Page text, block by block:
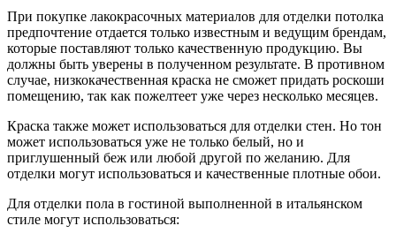
При покупке лакокрасочных материалов для отделки потолка
предпочтение отдается только известным и ведущим брендам,
которые поставляют только качественную продукцию. Вы
должны быть уверены в полученном результате. В противном
случае, низкокачественная краска не сможет придать роскоши
помещению, так как пожелтеет уже через несколько месяцев.
Краска также может использоваться для отделки стен. Но тон
может использоваться уже не только белый, но и
приглушенный беж или любой другой по желанию. Для
отделки могут использоваться и качественные плотные обои.
Для отделки пола в гостиной выполненной в итальянском
стиле могут использоваться: